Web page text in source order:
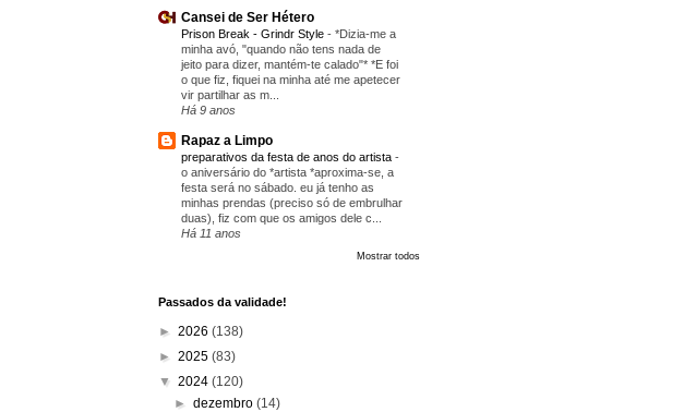
Cansei de Ser Hétero
Prison Break - Grindr Style - *Dizia-me a
minha avó, "quando não tens nada de
jeito para dizer, mantém-te calado"* *E foi
o que fiz, fiquei na minha até me apetecer
vir partilhar as m...
Há 9 anos
Rapaz a Limpo
preparativos da festa de anos do artista -
o aniversário do *artista *aproxima-se, a
festa será no sábado. eu já tenho as
minhas prendas (preciso só de embrulhar
duas), fiz com que os amigos dele c...
Há 11 anos
Mostrar todos
Passados da validade!
► 2026 (138)
► 2025 (83)
▼ 2024 (120)
►dezembro(14)